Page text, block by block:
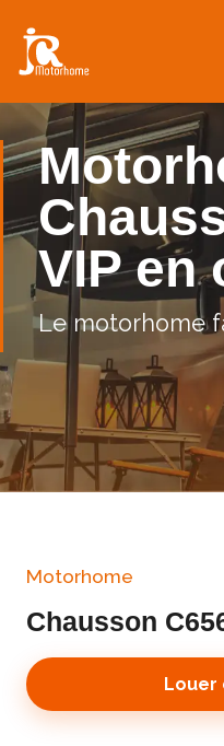
VIP en
Le motorhome
Motorhome
Chausson
Louer